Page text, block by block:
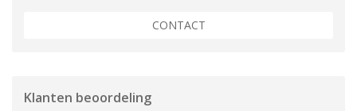
CONTACT
Klanten beoordeling